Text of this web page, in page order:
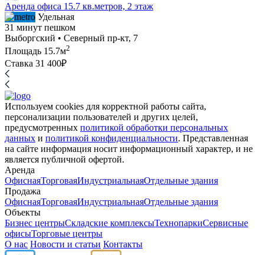
Аренда офиса 15.7 кв.метров, 2 этаж
Удельная
31 минут пешком
Выборгский • Северный пр-кт, 7
Площадь 15.7м2
Ставка 31 400₽
Используем cookies для корректной работы сайта,
персонализации пользователей и других целей,
предусмотренных политикой обработки персональных
данных и политикой конфиденциальности. Представленная
на сайте информация носит информационный характер, и не
является публичной офертой.
Аренда
ОфиснаяТорговаяИндустриальнаяОтдельные здания
Продажа
ОфиснаяТорговаяИндустриальнаяОтдельные здания
Объекты
Бизнес центрыСкладские комплексыТехнопаркиСервисные
офисыТорговые центры
О нас Новости и статьи Контакты